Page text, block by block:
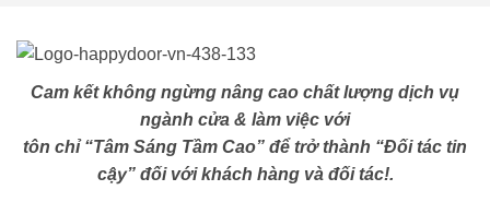
Cam kết không ngừng nâng cao chất lượng dịch vụ
ngành cửa & làm việc với
tôn chỉ “Tâm Sáng Tầm Cao” để trở thành “Đối tác tin
cậy” đối với khách hàng và đối tác!.